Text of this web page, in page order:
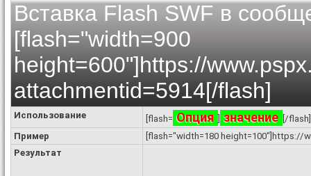
Вставка Flash SWF в
[flash="width=900
height=600"]https://
attachmentid=5914[/flash]
Использование [flash= Опция значение [/flash]
Пример
[flash="width=180
Результат